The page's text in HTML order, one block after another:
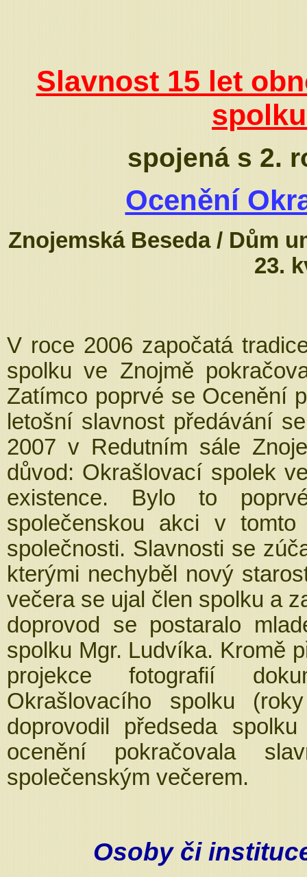
Slavnost 15 let
spojená s 2.
Ocenění
Znojemská Beseda / Dům
23.
V roce 2006 započatá
spolku ve Znojmě
Zatímco poprvé se Ocenění
letošní slavnost předávání
2007 v Redutním sále
důvod: Okrašlovací spolek
existence. Bylo to
společenskou akci v tomto
společnosti. Slavnosti se
kterými nechyběl nový
večera se ujal člen spolku a
doprovod se postaralo
spolku Mgr. Ludvíka. Kromě
projekce fotografií
Okrašlovacího spolku
doprovodil předseda
ocenění pokračovala
společenským večerem.
Osoby či